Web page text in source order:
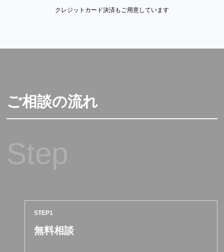
クレジットカード決済もご用意しています
ご相談の流れ
STEP
無料相談